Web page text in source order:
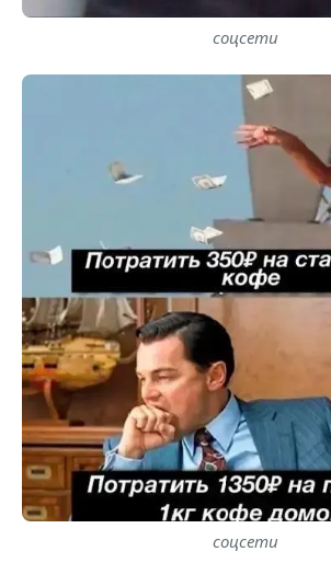
соцсети
соцсети